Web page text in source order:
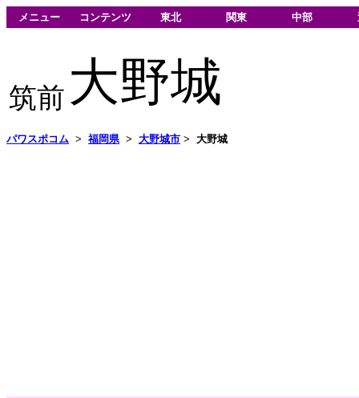
メニュー コンテンツ 東北 関東 中部
筑前 大野城
パワスポコム > 福岡県> 大野城市 > 大野城